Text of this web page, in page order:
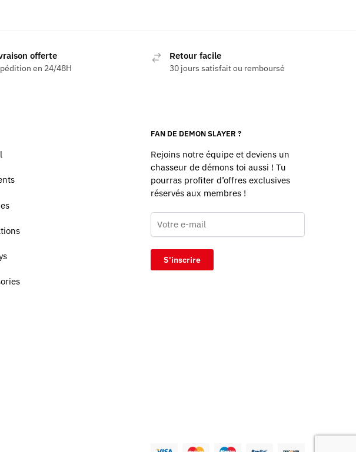
offerte
en 24/48H
Retour facile
30 jours satisfait ou remboursé
FAN DE DEMON SLAYER ?
Rejoins notre équipe et deviens un
chasseur de démons toi aussi ! Tu
pourras profiter d’offres exclusives
réservés aux membres !